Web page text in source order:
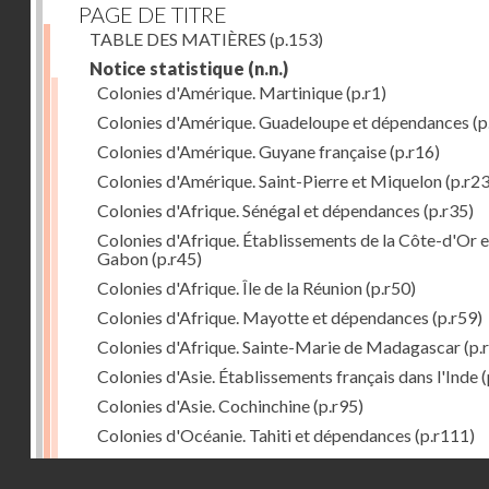
PAGE DE TITRE
TABLE DES MATIÈRES (p.153)
Notice statistique (n.n.)
Colonies d'Amérique. Martinique(p.r1)
Colonies d'Amérique. Guadeloupe et dépendances
Colonies d'Amérique. Guyane française(p.r16)
Colonies d'Amérique. Saint-Pierre et Miquelon
Colonies d'Afrique. Sénégal et dépendances (p.r35)
Colonies d'Afrique. Établissements de la Côte-d'Or
Gabon(p.r45)
Colonies d'Afrique. Île de la Réunion(p.r50)
Colonies d'Afrique. Mayotte et dépendances (p.r59)
Colonies d'Afrique. Sainte-Marie de Madagascar
Colonies d'Asie. Établissements français dans l'Inde
Colonies d'Asie. Cochinchine(p.r95)
Colonies d'Océanie. Tahiti et dépendances (p.r111)
Colonies d'Océanie. Nouvelle-Calédonie(p.r130)